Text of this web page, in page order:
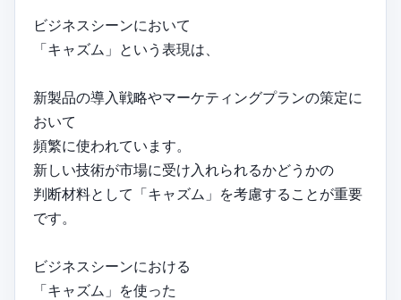
ビジネスシーンにおいて
「キャズム」という表現は、
新製品の導入戦略やマーケティングプランの策定に
おいて
頻繁に使われています。
新しい技術が市場に受け入れられるかどうかの
判断材料として「キャズム」を考慮することが重要
です。
ビジネスシーンにおける
「キャズム」を使った